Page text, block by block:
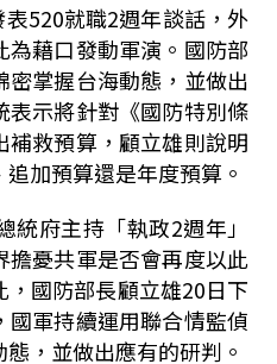
520就職2週年談話，外
藉口發動軍演。國防部
掌握台海動態，並做出
示將針對《國防特別條
救預算，顧立雄則說明
加預算還是年度預算。
府主持「執政2週年」
憂共軍是否會再度以此
國防部長顧立雄20日下
軍持續運用聯合情監偵
，並做出應有的研判。